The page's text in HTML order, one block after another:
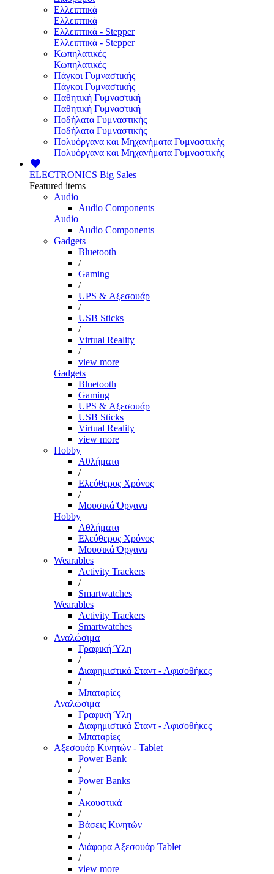
Ελλειπτικά
Ελλειπτικά
Ελλειπτικά - Stepper
Ελλειπτικά - Stepper
Κωπηλατικές
Κωπηλατικές
Πάγκοι Γυμναστικής
Πάγκοι Γυμναστικής
Παθητική Γυμναστική
Παθητική Γυμναστική
Ποδήλατα Γυμναστικής
Ποδήλατα Γυμναστικής
Πολυόργανα και Μηχανήματα Γυμναστικής
Πολυόργανα και Μηχανήματα Γυμναστικής
ELECTRONICS Big Sales
Featured items
Audio
Audio Components
Audio
Audio Components
Gadgets
Bluetooth
/
Gaming
/
UPS & Αξεσουάρ
/
USB Sticks
/
Virtual Reality
/
view more
Gadgets
Bluetooth
Gaming
UPS & Αξεσουάρ
USB Sticks
Virtual Reality
view more
Hobby
Αθλήματα
/
Ελεύθερος Χρόνος
/
Μουσικά Όργανα
Hobby
Αθλήματα
Ελεύθερος Χρόνος
Μουσικά Όργανα
Wearables
Activity Trackers
/
Smartwatches
Wearables
Activity Trackers
Smartwatches
Αναλώσιμα
Γραφική Ύλη
/
Διαφημιστικά Σταντ - Αφισοθήκες
/
Μπαταρίες
Αναλώσιμα
Γραφική Ύλη
Διαφημιστικά Σταντ - Αφισοθήκες
Μπαταρίες
Αξεσουάρ Κινητών - Tablet
Power Bank
/
Power Banks
/
Ακουστικά
/
Βάσεις Κινητών
/
Διάφορα Αξεσουάρ Tablet
/
view more